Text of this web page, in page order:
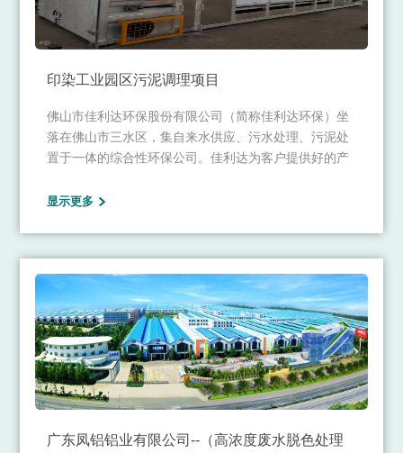
印染工业园区污泥调理项目
佛山市佳利达环保股份有限公司（简称佳利达环保）坐
落在佛山市三水区，集自来水供应、污水处理、污泥处
置于一体的综合性环保公司。佳利达为客户提供好的产
档织物面料的织染及后整理加工，蒸汽生产、供应、销
理；环保技术研发及转让。
显示更多
广东凤铝铝业有限公司--（高浓度废水脱色处理